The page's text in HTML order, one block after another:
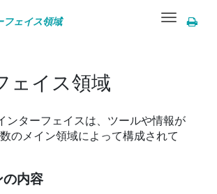
Toggle
navigation
フェイス領域
ェイス領域
ンターフェイスは、ツールや情報が
のメイン領域によって構成されて
の内容